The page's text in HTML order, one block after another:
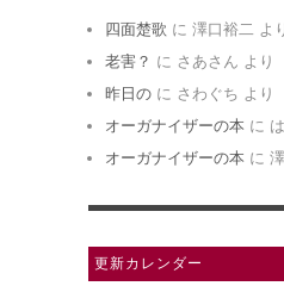
四面楚歌 に 澤口裕二 よ
老害？ に さあさん より
昨日の に さわぐち より
オーガナイザーの本 に
オーガナイザーの本 に
更新カレンダー